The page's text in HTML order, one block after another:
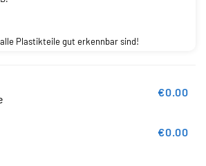
Plastikteile gut erkennbar sind!
€0.00
€0.00